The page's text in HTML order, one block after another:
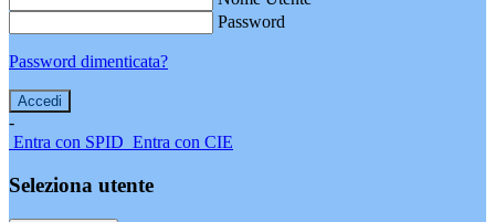
Password
Password dimenticata?
-
Entra con SPID Entra con CIE
Seleziona utente